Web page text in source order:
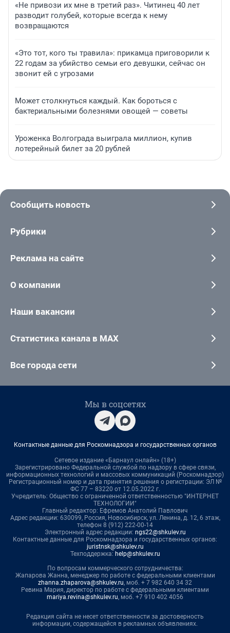
«Не привози их мне в третий раз». Читинец 40 лет
разводит голубей, которые всегда к нему
возвращаются
«Это тот, кого ты травила»: прикамца приговорили к
22 годам за убийство семьи его девушки, сейчас он
звонит ей с угрозами
Может столкнуться каждый. Как бороться с
бактериальными болезнями овощей — советы
Уроженка Волгограда выиграла миллион, купив
лотерейный билет за 20 рублей
Сообщить новость
Рубрики
Реклама на сайте
О компании
Наши вакансии
Статистика канала в MAX
Все города сети
Мы в соцсетях
Контактные данные для Роскомнадзора и государственных органов
Сетевое издание «Барнаул онлайн» (18+)
Зарегистрировано Федеральной службой по надзору в сфере связи,
информационных технологий и массовых коммуникаций (Роскомнадзор)
Регистрационный номер и дата принятия решения о регистрации: ЭЛ №
ФС 77 – 83220 от 12.05.2022 г.
Учредитель: Общество с ограниченной ответственностью "ИНТЕРНЕТ
ТЕХНОЛОГИИ"
Главный редактор: Ефремов Анатолий Павлович
Адрес редакции: 630099, Россия, Новосибирск, ул. Ленина, д. 12, 6 этаж,
телефон 8 (912) 222-00-14
Электронный адрес редакции: ngs22@shkulev.ru
Контактные данные для Роскомнадзора и государственных органов:
juristnsk@shkulev.ru
Техподдержка: help@shkulev.ru
По вопросам коммерческого сотрудничества:
Жапарова Жанна, менеджер по работе с федеральными клиентами
zhanna.zhaparova@shkulev.ru, моб. + 7 982 640 34 32
Ревина Мария, директор по работе с федеральными клиентами
mariya.revina@shkulev.ru, моб. +7 910 402 4056
Редакция сайта не несет ответственности за достоверность
информации, содержащейся в рекламных объявлениях.